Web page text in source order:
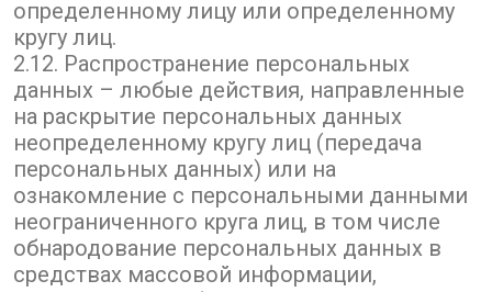
определенному лицу или определенному
кругу лиц.
2.12. Распространение персональных
данных – любые действия, направленные
на раскрытие персональных данных
неопределенному кругу лиц (передача
персональных данных) или на
ознакомление с персональными данными
неограниченного круга лиц, в том числе
обнародование персональных данных в
средствах массовой информации,